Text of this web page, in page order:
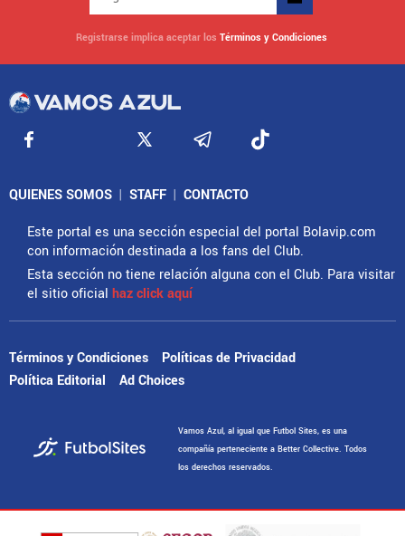
Registrarse implica aceptar los Términos y Condiciones
QUIENES SOMOS | STAFF | CONTACTO
Este portal es una sección especial del portal Bolavip.com
con información destinada a los fans del Club.
Esta sección no tiene relación alguna con el Club. Para visitar
el sitio oficial haz click aquí
Términos y Condiciones
Políticas de Privacidad
Política Editorial
Ad Choices
Vamos Azul, al igual que Futbol Sites, es una
compañía perteneciente a Better Collective. Todos
los derechos reservados.